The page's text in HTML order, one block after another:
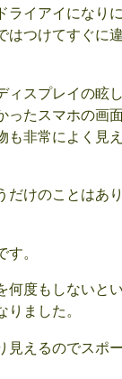
ライアイになり
はつけてすぐに
ィスプレイの眩
ったスマホの画
も非常によく見
だけのことはあ
す。
何度もしないと
りました。
見えるのでスポ